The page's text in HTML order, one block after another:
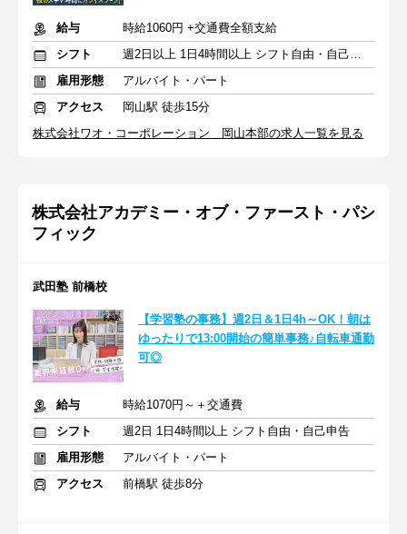
給与
時給1060円 +交通費全額支給
シフト
週2日以上 1日4時間以上 シフト自由・自己申告
雇用形態
アルバイト・パート
アクセス
岡山駅 徒歩15分
株式会社ワオ・コーポレーション 岡山本部の求人一覧を見る
株式会社アカデミー・オブ・ファースト・パシ
フィック
武田塾 前橋校
【学習塾の事務】週2日＆1日4h～OK！朝は
ゆったりで13:00開始の簡単事務♪自転車通勤
可◎
給与
時給1070円～＋交通費
シフト
週2日 1日4時間以上 シフト自由・自己申告
雇用形態
アルバイト・パート
アクセス
前橋駅 徒歩8分